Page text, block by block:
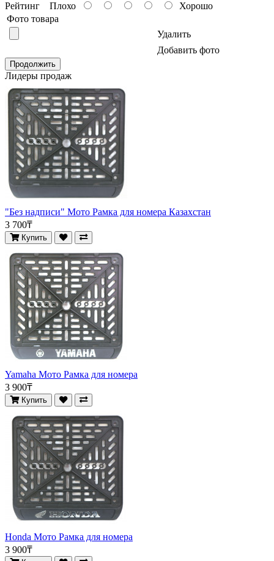
Рейтинг Плохо
Хорошо
Фото товара
Удалить
Добавить фото
Продолжить
Лидеры продаж
"Без надписи" Мото Рамка для номера Казахстан
3 700₸
Купить
Yamaha Мото Рамка для номера
3 900₸
Купить
Honda Мото Рамка для номера
3 900₸